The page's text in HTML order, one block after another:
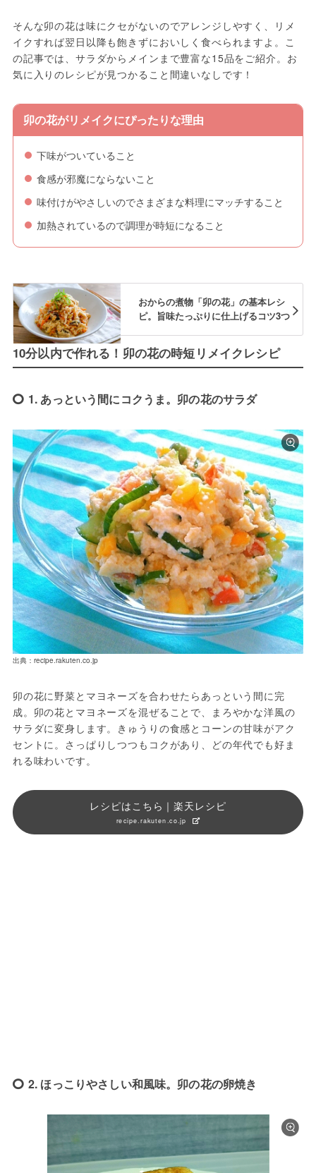
そんな卯の花は味にクセがないのでアレンジしやすく、リメ
イクすれば翌日以降も飽きずにおいしく食べられますよ。こ
の記事では、サラダからメインまで豊富な15品をご紹介。お
気に入りのレシピが見つかること間違いなしです！
卯の花がリメイクにぴったりな理由
下味がついていること
食感が邪魔にならないこと
味付けがやさしいのでさまざまな料理にマッチすること
加熱されているので調理が時短になること
おからの煮物「卯の花」の基本レシ
ピ。旨味たっぷりに仕上げるコツ3つ
10分以内で作れる！卯の花の時短リメイクレシピ
1. あっという間にコクうま。卯の花のサラダ
出典：recipe.rakuten.co.jp
卯の花に野菜とマヨネーズを合わせたらあっという間に完
成。卯の花とマヨネーズを混ぜることで、まろやかな洋風の
サラダに変身します。きゅうりの食感とコーンの甘味がアク
セントに。さっぱりしつつもコクがあり、どの年代でも好ま
れる味わいです。
レシピはこちら｜楽天レシピ
recipe.rakuten.co.jp
2. ほっこりやさしい和風味。卯の花の卵焼き